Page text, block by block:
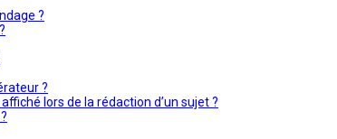
?
?
lors de la rédaction d’un sujet ?